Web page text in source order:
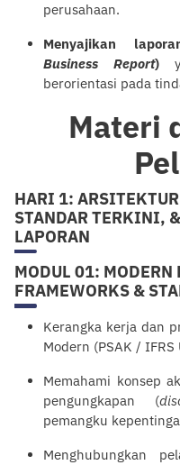
perusahaan.
Menyajikan
Business Report)
berorientasi pada
Materi
HARI 1:
STANDAR TERKINI,
LAPORAN
MODUL 01:
FRAMEWORKS &
Kerangka kerja dan
Modern (PSAK / IFRS
Memahami konsep
pengungkapan (
pemangku
Menghubungkan